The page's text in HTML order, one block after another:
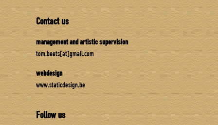
Contact us
management and artistic supervision
tom.beets[at]gmail.com
webdesign
www.staticdesign.be
Follow us